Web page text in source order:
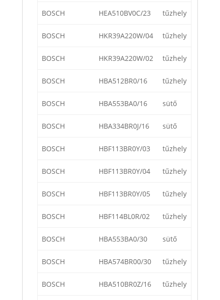
BOSCH HEA510BV0C/23 tűzhely
BOSCH HKR39A220W/04 tűzhely
BOSCH HKR39A220W/02 tűzhely
BOSCH HBA512BR0/16 tűzhely
BOSCH HBA553BA0/16 sütő
BOSCH HBA334BR0J/16 sütő
BOSCH HBF113BR0Y/03 tűzhely
BOSCH HBF113BR0Y/04 tűzhely
BOSCH HBF113BR0Y/05 tűzhely
BOSCH HBF114BL0R/02 tűzhely
BOSCH HBA553BA0/30 sütő
BOSCH HBA574BR00/30 tűzhely
BOSCH HBA510BR0Z/16 tűzhely